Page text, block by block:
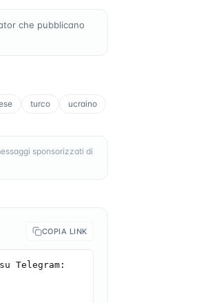
che pubblicano
turco ucraino
sponsorizzati di
COPIA LINK
Telegram: